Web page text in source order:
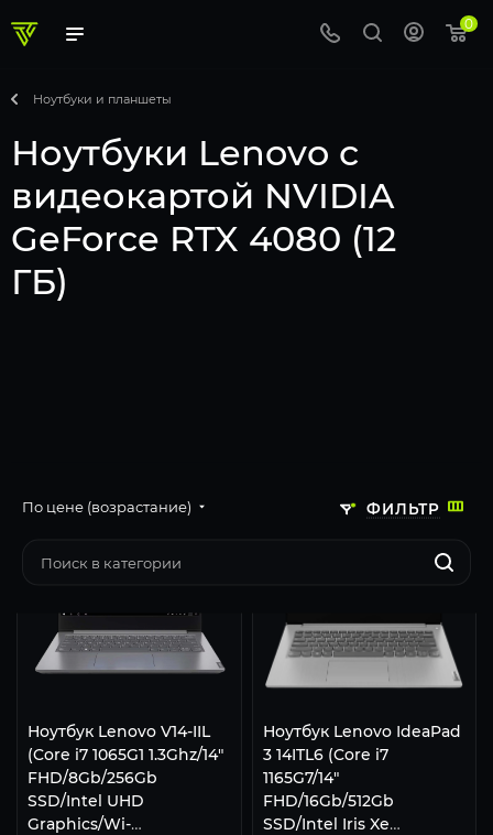
0
Ноутбуки и планшеты
Ноутбуки Lenovo с
видеокартой NVIDIA
GeForce RTX 4080 (12
ГБ)
ФИЛЬТР
По цене (возрастание)
Ноутбук Lenovo V14-IIL
(Core i7 1065G1 1.3Ghz/14"
FHD/8Gb/256Gb
SSD/Intel UHD
Graphics/Wi-
Ноутбук Lenovo IdeaPad
3 14ITL6 (Core i7
1165G7/14"
FHD/16Gb/512Gb
SSD/Intel Iris Xe